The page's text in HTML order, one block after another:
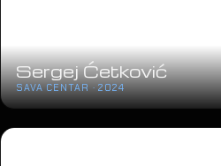
Sergej Ćetković
SAVA CENTAR · 2024